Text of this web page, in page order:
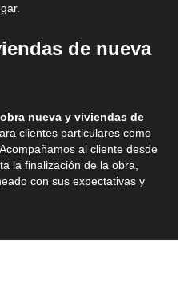
de nueva
nueva y viviendas de
clientes particulares como
al cliente desde
la finalización de la obra,
con sus expectativas y